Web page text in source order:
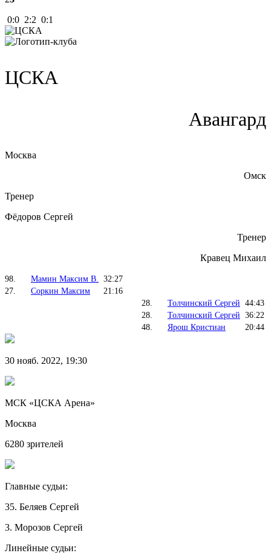
0:0 2:2 0:1
ЦСКА
Авангард
Москва
Омск
Тренер
Фёдоров Сергей
Тренер
Кравец Михаил
98. Мамин Максим В.
32:27
27.
Соркин Максим
21:16
28.
Толчинский Сергей 44:43
28.
Толчинский Сергей 36:22
48.
Ярош Кристиан 20:44
30 нояб. 2022, 19:30
МСК «ЦСКА Арена»
Москва
6280 зрителей
Главные судьи:
35. Беляев Сергей
3. Морозов Сергей
Линейные судьи: